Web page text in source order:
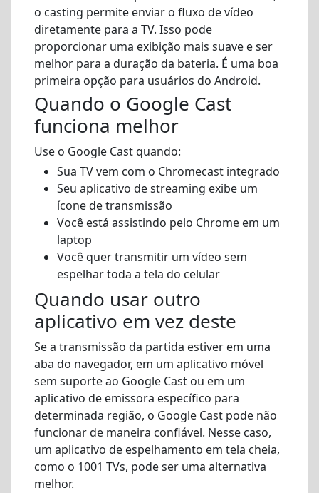
o casting permite enviar o fluxo de vídeo
diretamente para a TV. Isso pode
proporcionar uma exibição mais suave e ser
melhor para a duração da bateria. É uma boa
primeira opção para usuários do Android.
Quando o Google Cast
funciona melhor
Use o Google Cast quando:
Sua TV vem com o Chromecast integrado
Seu aplicativo de streaming exibe um
ícone de transmissão
Você está assistindo pelo Chrome em um
laptop
Você quer transmitir um vídeo sem
espelhar toda a tela do celular
Quando usar outro
aplicativo em vez deste
Se a transmissão da partida estiver em uma
aba do navegador, em um aplicativo móvel
sem suporte ao Google Cast ou em um
aplicativo de emissora específico para
determinada região, o Google Cast pode não
funcionar de maneira confiável. Nesse caso,
um aplicativo de espelhamento em tela cheia,
como o 1001 TVs, pode ser uma alternativa
melhor.